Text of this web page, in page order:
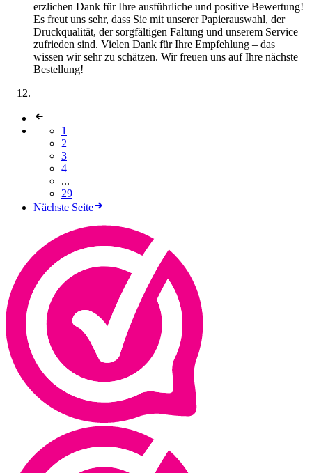
erzlichen Dank für Ihre ausführliche und positive Bewertung!
Es freut uns sehr, dass Sie mit unserer Papierauswahl, der
Druckqualität, der sorgfältigen Faltung und unserem Service
zufrieden sind. Vielen Dank für Ihre Empfehlung – das
wissen wir sehr zu schätzen. Wir freuen uns auf Ihre nächste
Bestellung!
1
2
3
4
...
29
Nächste Seite